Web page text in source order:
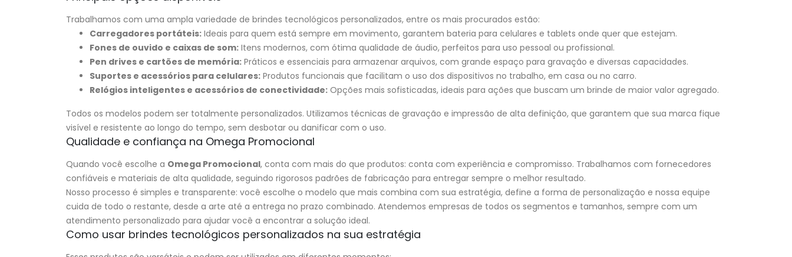
Trabalhamos com uma ampla variedade de brindes tecnológicos personalizados, entre os mais procurados estão:
Carregadores portáteis: Ideais para quem está sempre em movimento, garantem bateria para celulares e tablets onde quer que estejam.
Fones de ouvido e caixas de som: Itens modernos, com ótima qualidade de áudio, perfeitos para uso pessoal ou profissional.
Pen drives e cartões de memória: Práticos e essenciais para armazenar arquivos, com grande espaço para gravação e diversas capacidades.
Suportes e acessórios para celulares: Produtos funcionais que facilitam o uso dos dispositivos no trabalho, em casa ou no carro.
Relógios inteligentes e acessórios de conectividade: Opções mais sofisticadas, ideais para ações que buscam um brinde de maior valor agregado.
Todos os modelos podem ser totalmente personalizados. Utilizamos técnicas de gravação e impressão de alta definição, que garantem que sua marca fique
visível e resistente ao longo do tempo, sem desbotar ou danificar com o uso.
Qualidade e confiança na Omega Promocional
Quando você escolhe a Omega Promocional, conta com mais do que produtos: conta com experiência e compromisso. Trabalhamos com fornecedores
confiáveis e materiais de alta qualidade, seguindo rigorosos padrões de fabricação para entregar sempre o melhor resultado.
Nosso processo é simples e transparente: você escolhe o modelo que mais combina com sua estratégia, define a forma de personalização e nossa equipe
cuida de todo o restante, desde a arte até a entrega no prazo combinado. Atendemos empresas de todos os segmentos e tamanhos, sempre com um
atendimento personalizado para ajudar você a encontrar a solução ideal.
Como usar brindes tecnológicos personalizados na sua estratégia